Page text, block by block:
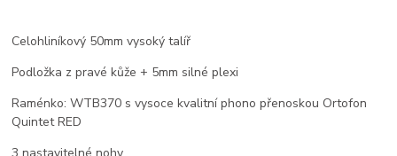
Celohliníkový 50mm vysoký talíř
Podložka z pravé kůže + 5mm silné plexi
Raménko: WTB370 s vysoce kvalitní phono přenoskou Ortofon
Quintet RED
3 nastavitelné nohy